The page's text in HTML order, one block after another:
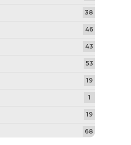
38
46
43
53
19
1
19
68